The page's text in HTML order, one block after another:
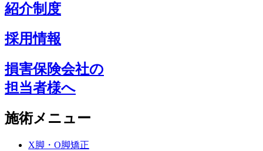
紹介制度
採用情報
損害保険会社の
担当者様へ
施術メニュー
X脚・O脚矯正